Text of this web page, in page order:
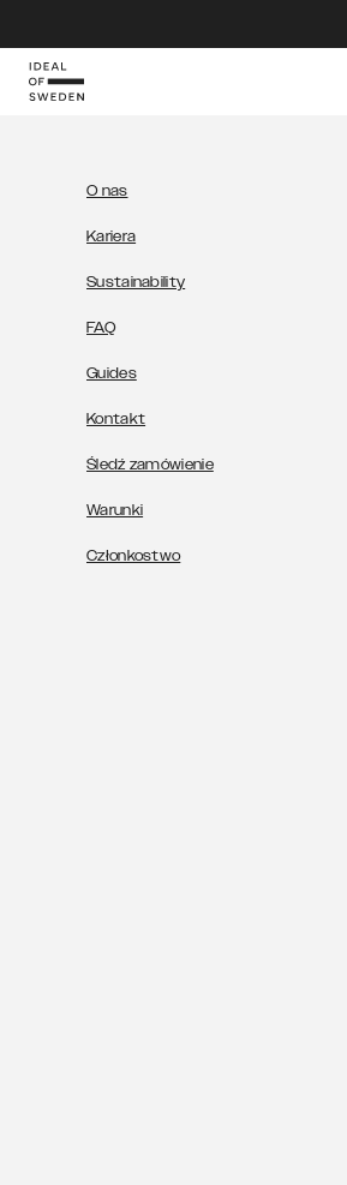
IDEAL OF SWEDEN
O nas
Kariera
Sustainability
FAQ
Guides
Kontakt
Śledź zamówienie
Warunki
Członkostwo